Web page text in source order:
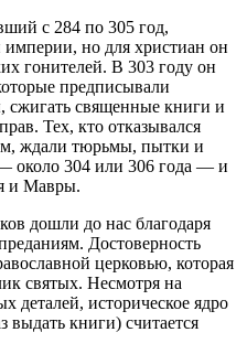
с 284 по 305 год,
империи, но для христиан он
гонителей. В 303 году он
предписывали
сжигать священные книги и
Тех, кто отказывался
ждали тюрьмы, пытки и
около 304 или 306 года — и
и Мавры.
дошли до нас благодаря
Достоверность
церковью, которая
святых. Несмотря на
деталей, историческое ядро
выдать книги) считается